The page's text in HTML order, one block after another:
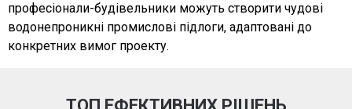
професіонали-будівельники можуть створити чудові
водонепроникні промислові підлоги, адаптовані до
конкретних вимог проекту.